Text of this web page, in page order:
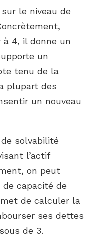
le niveau de
4, il donne un
un
tenu de la
plupart des
un nouveau
solvabilité
l’actif
on peut
de capacité de
de calculer la
ses dettes
de 3.